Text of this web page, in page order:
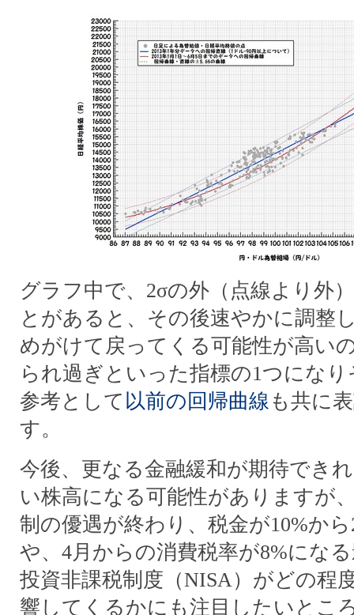
グラフ中で、2σの外（点線より外
とがあると、その後速やかに調整
めがけて戻ってくる可能性が高い
られ過ぎといった指標の1つにな
参考として 以前の回帰曲線 も共に
す。
今後、更なる金融緩和が期待でき
い株高になる可能性がありますが
制の優遇が終わり、税金が10%か
や、4月からの消費税率が8%にな
投資非課税制度（NISA）がどの程
響してくるかにも注目したいとこ